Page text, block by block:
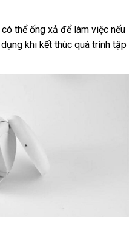
xách
tay
có thể ống xả dễ
dàng
để làm việc hàng
nhái
nếu
khi kết thúc đẹp
quá trình tập